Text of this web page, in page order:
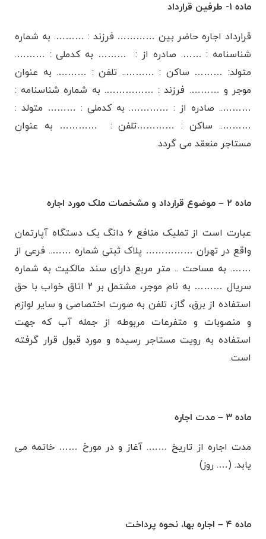
ماده ۱- طرفین قرارداد
قرارداد اجاره حاضر بین ………… فرزند : ………. به شماره
شناسنامه : ……. صادره از : ……… به کدملی : ……….
متولد: ……… ساکن : ……….. تلفن : ………. به عنوان
موجر و ………. فرزند : ……………. به شماره شناسنامه :
……….. صادره از : …………. به کدملی : ……… متولد :
……….. ساکن : …………تلفن : ………… به عنوان
مستاجر منعقد می گردد.
ماده ۲ – موضوع قرارداد و مشخصات ملک مورد اجاره
عبارت است از تملیک منافع ۶ دانگ یک دستگاه آپارتمان
واقع در تهران …………… پلاک ثبتی شماره …….. فرعی از
……. به مساحت .. متر مربع دارای سند مالکیت به شماره
سریال ……… به نام موجر، مشتمل بر ۲ اتاق خواب با حق
استفاده از برق، گاز، تلفن به صورت اختصاصی و سایر لوازم
و منصوبات و متفرعات مربوطه از جمله آب که جهت
استفاده به رویت مستاجر رسیده و مورد قبول قرار گرفته
است.
ماده ۳ – مدت اجاره
مدت اجاره از تاریخ ……. آغاز و در مورخ …… خاتمه می
یابد. (…. روز)
ماده ۴ – اجاره بها، نحوه پرداخت